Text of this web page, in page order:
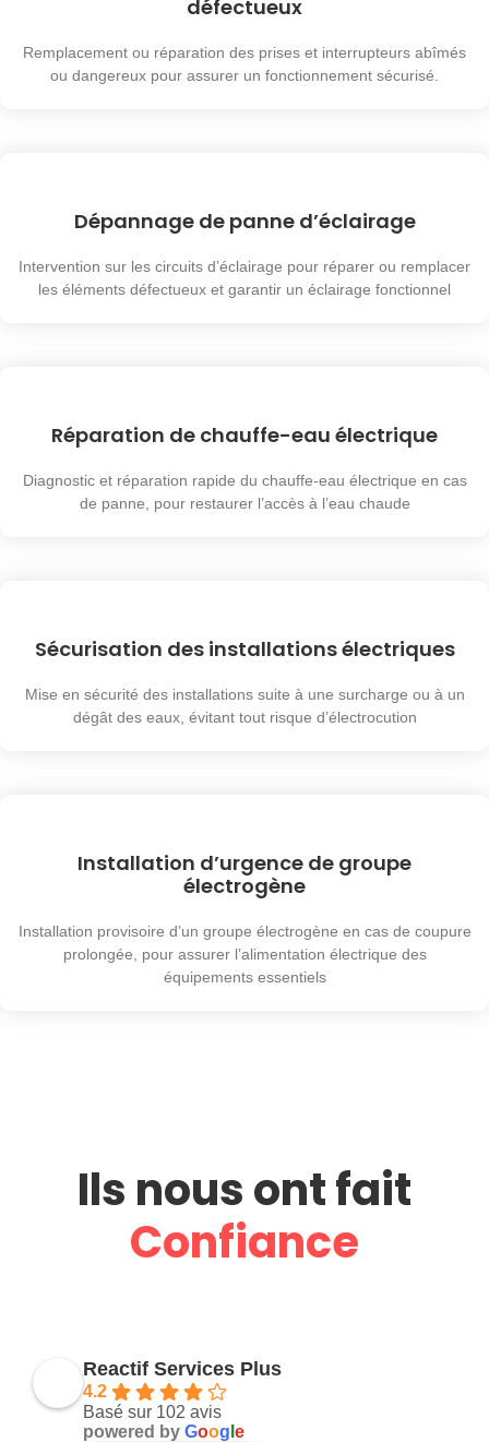
défectueux
Remplacement ou réparation des prises et interrupteurs abîmés
ou dangereux pour assurer un fonctionnement sécurisé.
Dépannage de panne d’éclairage
Intervention sur les circuits d’éclairage pour réparer ou remplacer
les éléments défectueux et garantir un éclairage fonctionnel
Réparation de chauffe-eau électrique
Diagnostic et réparation rapide du chauffe-eau électrique en cas
de panne, pour restaurer l’accès à l’eau chaude
Sécurisation des installations électriques
Mise en sécurité des installations suite à une surcharge ou à un
dégât des eaux, évitant tout risque d’électrocution
Installation d’urgence de groupe
électrogène
Installation provisoire d’un groupe électrogène en cas de coupure
prolongée, pour assurer l’alimentation électrique des
équipements essentiels
Ils nous ont fait
Confiance
Reactif Services Plus
4.2
Basé sur 102 avis
powered by Goog e